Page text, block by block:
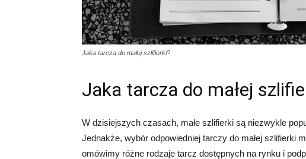
Jaka tarcza do małej szlifierki?
Jaka tarcza do małej
W dzisiejszych czasach, małe szlifierki są niezwykle
Jednakże, wybór odpowiedniej tarczy do małej szlifierki
omówimy różne rodzaje tarcz dostępnych na rynku i